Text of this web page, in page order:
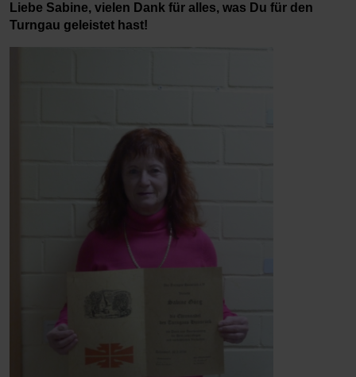
Liebe Sabine, vielen Dank für alles, was Du für den
Turngau geleistet hast!